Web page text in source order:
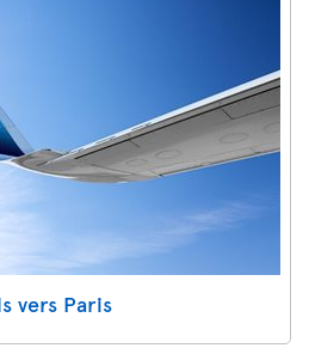
vers Paris